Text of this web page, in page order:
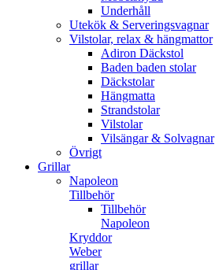
Underhåll
Utekök & Serveringsvagnar
Vilstolar, relax & hängmattor
Adiron Däckstol
Baden baden stolar
Däckstolar
Hängmatta
Strandstolar
Vilstolar
Vilsängar & Solvagnar
Övrigt
Grillar
Napoleon
Tillbehör
Tillbehör
Napoleon
Kryddor
Weber
grillar